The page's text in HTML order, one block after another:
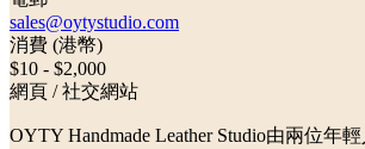
sales@oytystudio.com
消費 (港幣)
$10 - $2,000
網頁 / 社交網站
OYTY Handmade Leather Studio由兩位年輕